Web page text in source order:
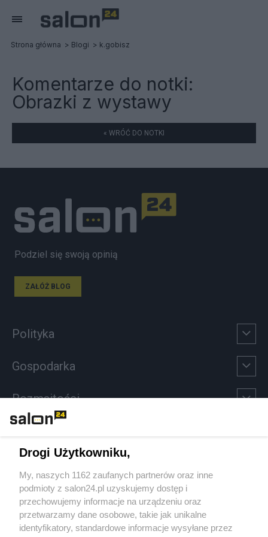
Strona główna Blogi k.gobisz
Komentarze do notki:
Obrazki z wystawy
« WRÓĆ DO NOTKI
Podziel się swoją opinią
ZAŁÓŻ BLOG
Polityka
Gospodarka
Rozmaitości
Sport
Społeczeństwo
Kultura
Drogi Użytkowniku,
My, naszych 1162 zaufanych partnerów oraz inne
podmioty z salon24.pl uzyskujemy dostęp i
przechowujemy informacje na urządzeniu oraz
przetwarzamy dane osobowe, takie jak unikalne
identyfikatory, standardowe informacje wysyłane przez